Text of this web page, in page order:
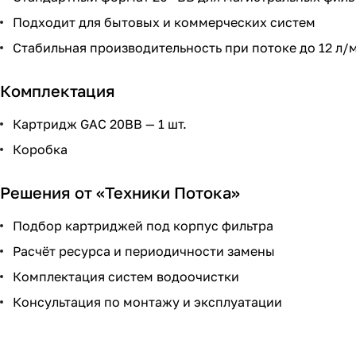
Подходит для бытовых и коммерческих систем
Стабильная производительность при потоке до 12 л/
Комплектация
Картридж GAC 20BB — 1 шт.
Коробка
Решения от «Техники Потока»
Подбор картриджей под корпус фильтра
Расчёт ресурса и периодичности замены
Комплектация систем водоочистки
Консультация по монтажу и эксплуатации